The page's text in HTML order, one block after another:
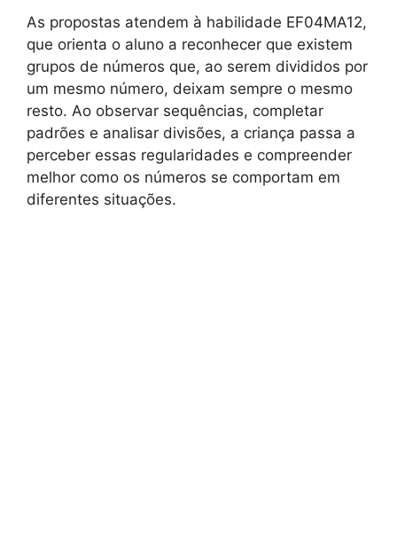
As propostas atendem à habilidade EF04MA12,
que orienta o aluno a reconhecer que existem
grupos de números que, ao serem divididos por
um mesmo número, deixam sempre o mesmo
resto. Ao observar sequências, completar
padrões e analisar divisões, a criança passa a
perceber essas regularidades e compreender
melhor como os números se comportam em
diferentes situações.